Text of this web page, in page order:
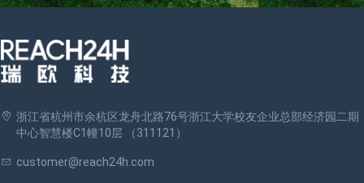
浙江省杭州市余杭区龙舟北路76号浙江大学校友企业总部经济园二期
中心智慧楼C1幢10层 （311121）
customer@reach24h.com